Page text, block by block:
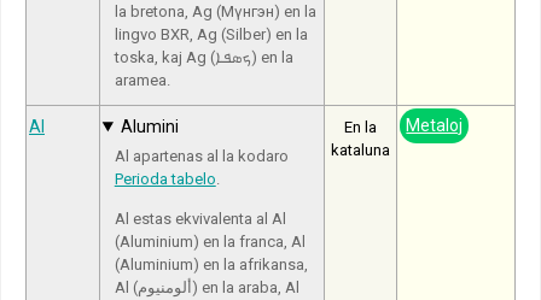
la bretona, Ag (Мүнгэн) en la
lingvo BXR, Ag (Silber) en la
toska, kaj Ag (ܟܣܦܐ) en la
aramea.
Al Alumini
Al apartenas al la kodaro
Perioda tabelo
Al estas ekvivalenta al Al
(Aluminium) en la franca, Al
(Aluminium) en la afrikansa,
Al (ألومنيوم) en la araba, Al
En la
kataluna
Metaloj